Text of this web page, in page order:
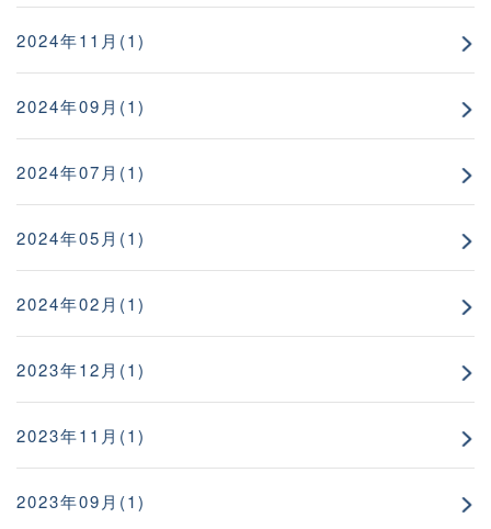
2024年11月(1)
2024年09月(1)
2024年07月(1)
2024年05月(1)
2024年02月(1)
2023年12月(1)
2023年11月(1)
2023年09月(1)